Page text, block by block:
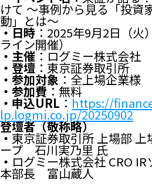
けて ～事例から見る「投資
動」とは～
・日時 ：2025年9月2日（火
ライン開催）
・主催：ログミー株式会社
・登壇 ：東京証券取引所
・参加対象 ：全上場企業様
・参加費：無料
・申込URL：https://
lp.logmi.co.jp/20250902
登壇者（敬称略）
・東京証券取引所 上場部
ープ 石川実乃里 氏
・ ログミー株式会社 CRO
本部長 富山蔵人